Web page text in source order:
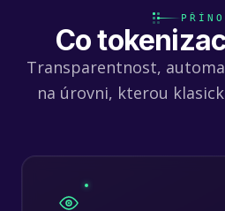
Co
Transparentnost,
na úrovni, kterou